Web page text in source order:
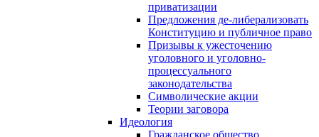
приватизации
Предложения де-либерализовать
Конституцию и публичное право
Призывы к ужесточению
уголовного и уголовно-
процессуального
законодательства
Символические акции
Теории заговора
Идеология
Гражданское общество